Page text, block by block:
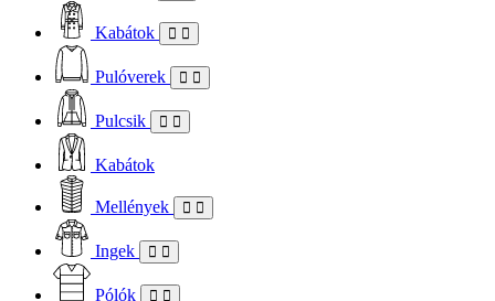
Kabátok
Pulóverek
Pulcsik
Kabátok
Mellények
Ingek
Pólók